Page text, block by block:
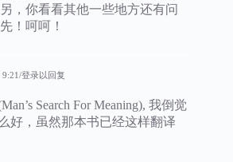
，你看看其他一些地方还有问
！呵呵！
登录以回复
Search For Meaning), 我倒觉
好，虽然那本书已经这样翻译